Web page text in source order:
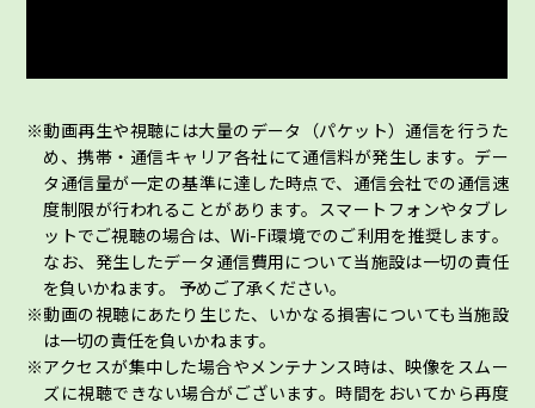
動画再生や視聴には大量のデータ（パケット）通信を行うた
め、携帯・通信キャリア各社にて通信料が発生します。デー
タ通信量が一定の基準に達した時点で、通信会社での通信速
度制限が行われることがあります。スマートフォンやタブレ
ットでご視聴の場合は、Wi-Fi環境でのご利用を推奨します。
なお、発生したデータ通信費用について当施設は一切の責任
を負いかねます。 予めご了承ください。
動画の視聴にあたり生じた、いかなる損害についても当施設
は一切の責任を負いかねます。
アクセスが集中した場合やメンテナンス時は、映像をスムー
ズに視聴できない場合がございます。時間をおいてから再度